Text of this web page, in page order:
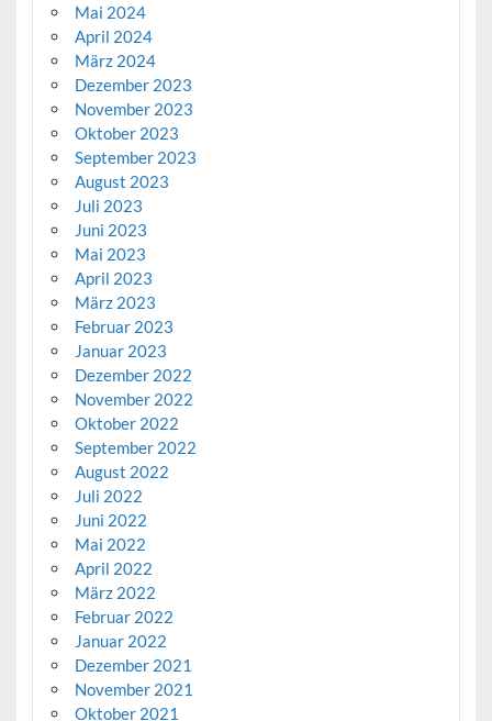
Mai 2024
April 2024
März 2024
Dezember 2023
November 2023
Oktober 2023
September 2023
August 2023
Juli 2023
Juni 2023
Mai 2023
April 2023
März 2023
Februar 2023
Januar 2023
Dezember 2022
November 2022
Oktober 2022
September 2022
August 2022
Juli 2022
Juni 2022
Mai 2022
April 2022
März 2022
Februar 2022
Januar 2022
Dezember 2021
November 2021
Oktober 2021